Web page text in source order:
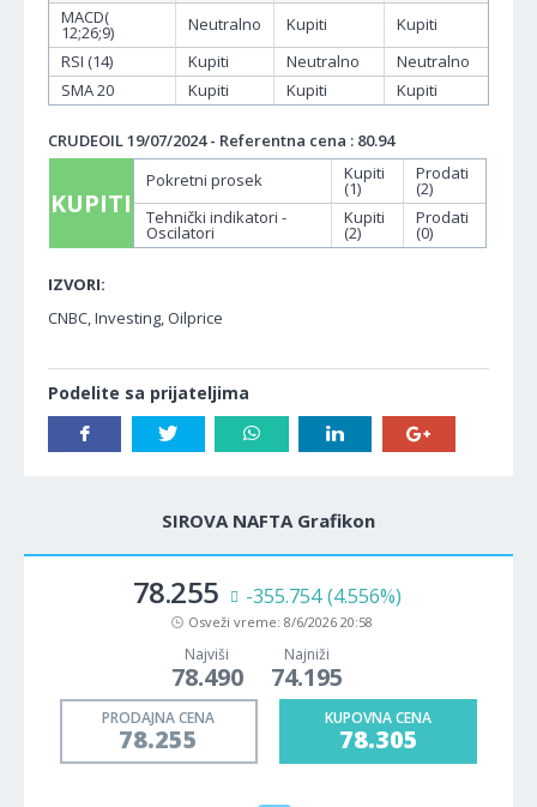
MACD(
12;26;9) Neutralno Kupiti
Kupiti
RSI (14)
Kupiti Neutralno
Neutralno
SMA 20
Kupiti Kupiti Kupiti
CRUDEOIL 19/07/2024 - Referentna cena : 80.94
KUPITI
Pokretni prosek Kupiti
(1)
Prodati
(2)
Tehnički indikatori -
Oscilatori
Kupiti
(2)
Prodati
(0)
IZVORI:
CNBC, Investing, Oilprice
Podelite sa prijateljima
SIROVA NAFTA Grafikon
78.255 -355.754 (4.556%)
Osveži vreme: 8/6/2026 20:58
Najviši
78.490
Najniži
74.195
PRODAJNA CENA
78.255
KUPOVNA CENA
78.305